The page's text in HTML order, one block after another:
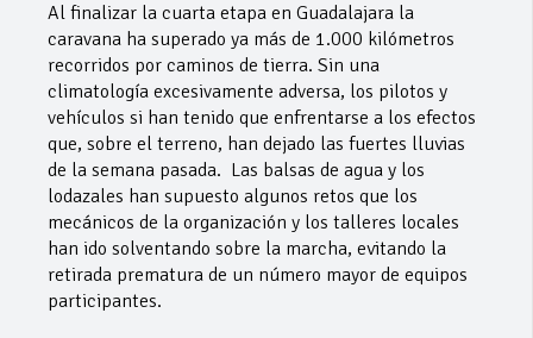
Al finalizar la cuarta etapa en Guadalajara la
caravana ha superado ya más de 1.000 kilómetros
recorridos por caminos de tierra. Sin una
climatología excesivamente adversa, los pilotos y
vehículos si han tenido que enfrentarse a los efectos
que, sobre el terreno, han dejado las fuertes lluvias
de la semana pasada. Las balsas de agua y los
lodazales han supuesto algunos retos que los
mecánicos de la organización y los talleres locales
han ido solventando sobre la marcha, evitando la
retirada prematura de un número mayor de equipos
participantes.